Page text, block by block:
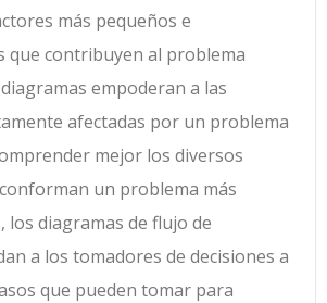
más pequeños e
que contribuyen al problema
empoderan a las
afectadas por un problema
mejor los diversos
un problema más
los diagramas de flujo de
a los tomadores de decisiones a
que pueden tomar para